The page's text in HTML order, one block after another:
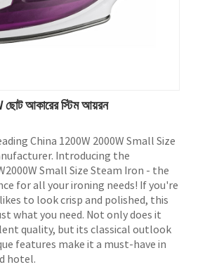
আকারের স্টিম আয়রন
China 1200W 2000W Small Size
Introducing the
Small Size Steam Iron - the
for all your ironing needs! If you're
to look crisp and polished, this
what you need. Not only does it
quality, but its classical outlook
features make it a must-have in
hotel.